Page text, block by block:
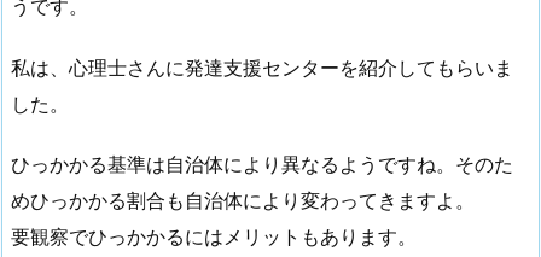
うです。
私は、心理士さんに発達支援センターを紹介してもらいま
した。
ひっかかる基準は自治体により異なるようですね。そのた
めひっかかる割合も自治体により変わってきますよ。
要観察でひっかかるにはメリットもあります。